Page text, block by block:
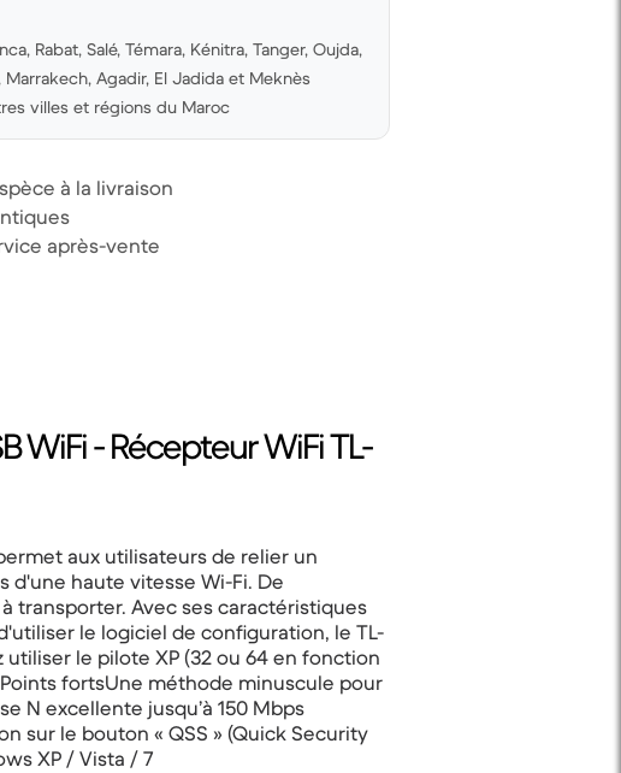
Rabat, Salé, Témara, Kénitra, Tanger, Oujda,
Marrakech, Agadir, El Jadida et Meknès
villes et régions du Maroc
à la livraison
après-vente
WiFi - Récepteur WiFi TL-
aux utilisateurs de relier un
d'une haute vitesse Wi-Fi. De
transporter. Avec ses caractéristiques
le logiciel de configuration, le TL-
le pilote XP (32 ou 64 en fonction
fortsUne méthode minuscule pour
N excellente jusqu’à 150 Mbps
sur le bouton « QSS » (Quick Security
XP / Vista / 7